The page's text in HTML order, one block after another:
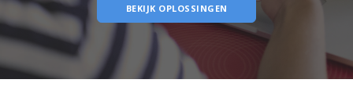
BEKIJK OPLOSSINGEN